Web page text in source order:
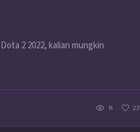
2 2022, kalian mungkin
8 23